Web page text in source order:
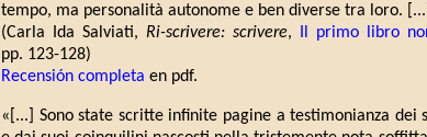
tempo, ma personalità autonome e ben diverse tra loro.
(Carla Ida Salviati, Ri-scrivere: scrivere, Il primo libro
pp. 123-128)
Recensión completa en pdf.
«[...] Sono state scritte infinite pagine a testimonianza dei